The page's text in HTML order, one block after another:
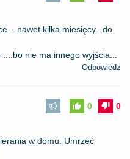
...nawet kilka miesięcy...do
....bo nie ma innego wyjścia...
Odpowiedz
0
0
w domu. Umrzeć